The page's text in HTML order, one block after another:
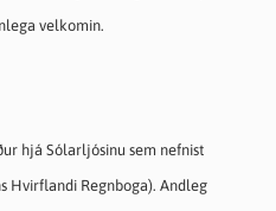
velkomin.
hjá Sólarljósinu sem nefnist
Hvirflandi Regnboga). Andleg